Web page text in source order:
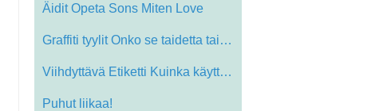
Äidit Opeta Sons Miten Love
Graffiti tyylit Onko se taidetta tai ilk…
Viihdyttävä Etiketti Kuinka käyttää…
Puhut liikaa!